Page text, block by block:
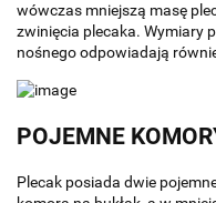
wówczas mniejszą masę
zwinięcia plecaka. Wymiary
nośnego odpowiadają
POJEMNE
Plecak posiada dwie